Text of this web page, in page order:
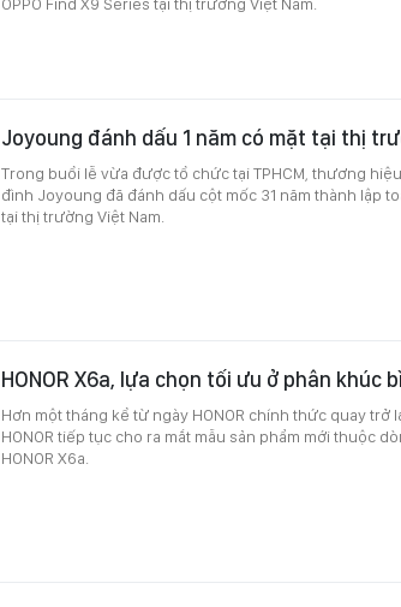
Joyoung đánh dấu 1 năm có mặt tại thị
Trong buổi lễ vừa được tổ chức tại TPHCM, thương
đình Joyoung đã đánh dấu cột mốc 31 năm thành lập
tại thị trường Việt Nam.
HONOR X6a, lựa chọn tối ưu ở phân khúc
Hơn một tháng kể từ ngày HONOR chính thức quay trở
HONOR tiếp tục cho ra mắt mẫu sản phẩm mới thuộc
HONOR X6a.